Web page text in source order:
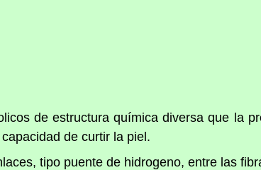
de estructura química diversa que la
de curtir la piel.
tipo puente de hidrogeno, entre las